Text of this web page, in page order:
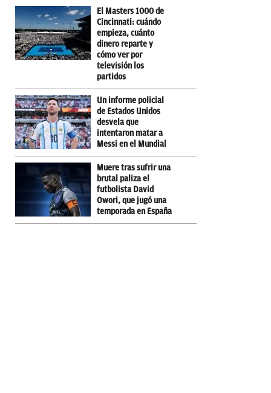
El Masters 1000 de
Cincinnati: cuándo
empieza, cuánto
dinero reparte y
cómo ver por
televisión los
partidos
Un informe policial
de Estados Unidos
desvela que
intentaron matar a
Messi en el Mundial
Muere tras sufrir una
brutal paliza el
futbolista David
Owori, que jugó una
temporada en España